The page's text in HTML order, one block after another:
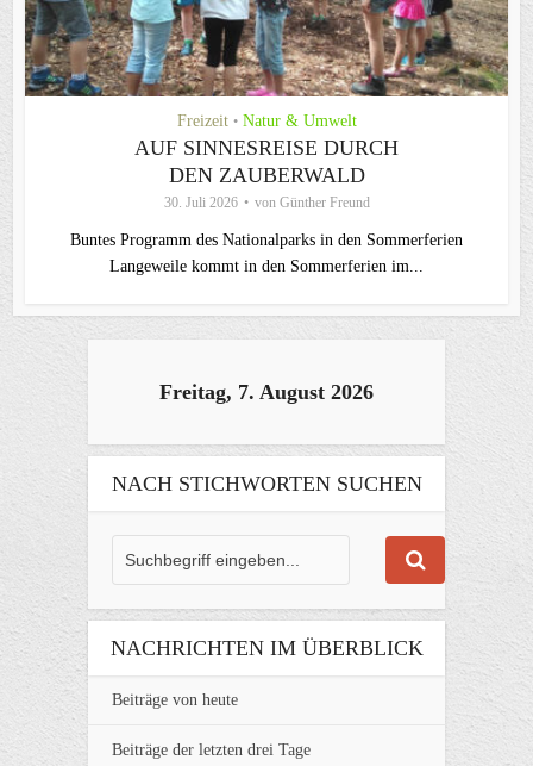
Freizeit • Natur & Umwelt
AUF SINNESREISE DURCH
DEN ZAUBERWALD
30. Juli 2026 von Günther Freund
Buntes Programm des Nationalparks in den Sommerferien
Langeweile kommt in den Sommerferien im...
Freitag, 7. August 2026
NACH STICHWORTEN SUCHEN
NACHRICHTEN IM ÜBERBLICK
Beiträge von heute
Beiträge der letzten drei Tage